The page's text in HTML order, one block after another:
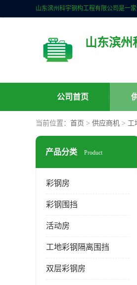
山东滨州
公司首页
当前位置： 首页 > 供应商机 > 工
产品分类 Product
彩钢房
彩钢围挡
活动房
工地彩钢隔离围挡
双层彩钢房